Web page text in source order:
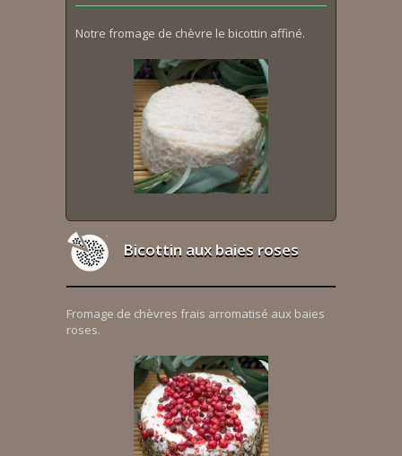
Notre fromage de chèvre le bicottin affiné.
Bicottin aux baies roses
Fromage de chèvres frais arromatisé aux baies
roses.